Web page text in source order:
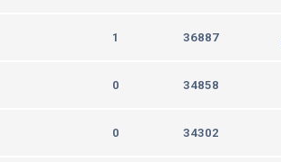
1 36887
0 34858
0 34302